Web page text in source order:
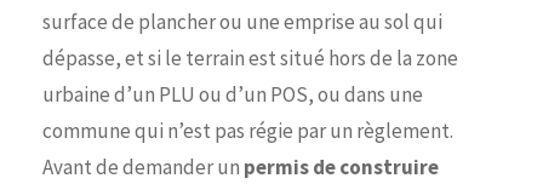
surface de plancher ou une emprise au sol qui
dépasse, et si le terrain est situé hors de la zone
urbaine d’un PLU ou d’un POS, ou dans une
commune qui n’est pas régie par un règlement.
Avant de demander un permis de construire